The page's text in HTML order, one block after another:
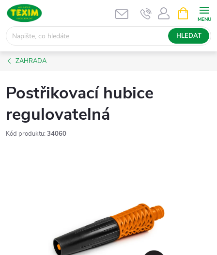
Přejít
obsah
HLEDAT
NÁKUPNÍ
KOŠÍK
ZAHRADA
Postřikovací hubice
regulovatelná
Kód produktu: 34060